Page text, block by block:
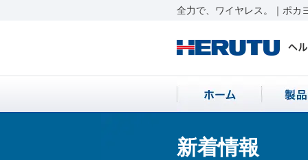
全力で、ワイヤレス。｜ポカ
新着情報